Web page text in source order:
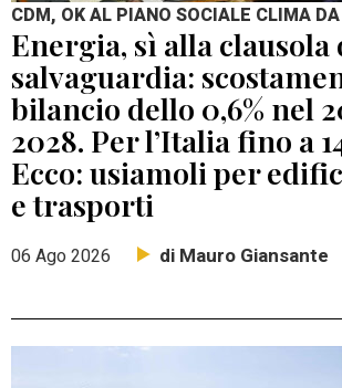
CDM, OK AL PIANO SOCIALE CLIMA
Energia, sì alla clausola
salvaguardia:
bilancio dello 0,6% nel
2028. Per l’Italia fino a
Ecco: usiamoli per
e trasporti
06 Ago 2026 di Mauro Giansante